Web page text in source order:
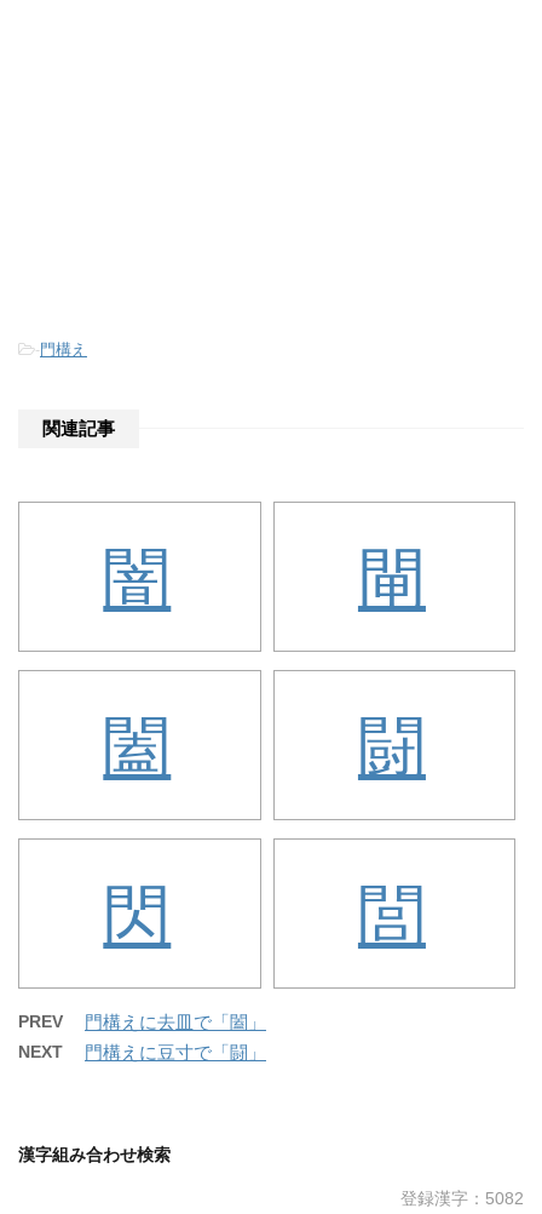
-門構え
関連記事
闇 閘
闔 闘
閃 閭
PREV 門構えに去皿で「闔」
NEXT 門構えに豆寸で「闘」
漢字組み合わせ検索
登録漢字：5082